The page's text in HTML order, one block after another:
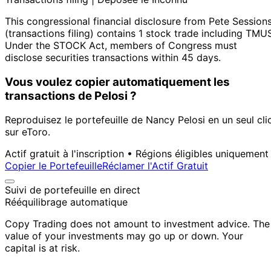
This congressional financial disclosure from Pete
(transactions filing) contains 1 stock trade including
Under the STOCK Act, members of Congress must
disclose securities transactions within 45 days.
Vous voulez copier automatiquement les
transactions de Pelosi ?
Reproduisez le portefeuille de Nancy Pelosi en un seul
sur eToro.
Actif gratuit à l'inscription • Régions éligibles uniquement
Copier le PortefeuilleRéclamer l'Actif Gratuit
Suivi de portefeuille en direct
Rééquilibrage automatique
Copy Trading does not amount to investment advice. The
value of your investments may go up or down. Your
capital is at risk.